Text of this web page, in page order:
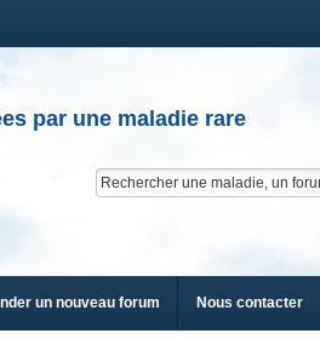
par une maladie rare
un nouveau forum Nous contacter